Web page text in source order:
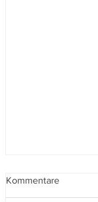
Kommentare